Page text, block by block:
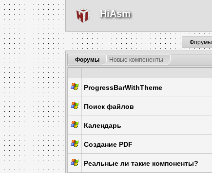
HiAsm
Форумы
Форумы Новые компоненты
ProgressBarWithTheme
Поиск файлов
Календарь
Создание PDF
Реальные ли такие компоненты?